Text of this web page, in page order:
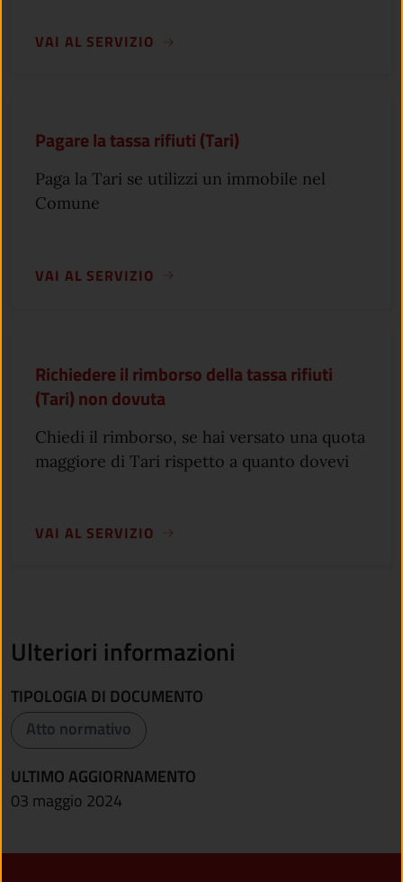
VAI AL SERVIZIO
Pagare la tassa rifiuti (Tari)
Paga la Tari se utilizzi un immobile nel
Comune
VAI AL SERVIZIO
Richiedere il rimborso della tassa rifiuti
(Tari) non dovuta
Chiedi il rimborso, se hai versato una quota
maggiore di Tari rispetto a quanto dovevi
VAI AL SERVIZIO
Ulteriori informazioni
TIPOLOGIA DI DOCUMENTO
Atto normativo
ULTIMO AGGIORNAMENTO
03 maggio 2024